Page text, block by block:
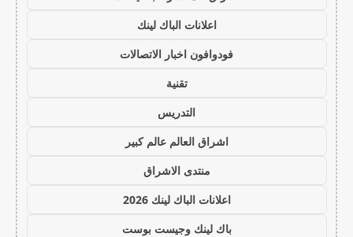
اعلانات الباك لينك
فودوافون اخبار الاتصالات
تقنية
التدريس
اشراق العالم عالم كبير
منتدى الاشراق
اعلانات الباك لينك 2026
باك لينك وجيست بوست